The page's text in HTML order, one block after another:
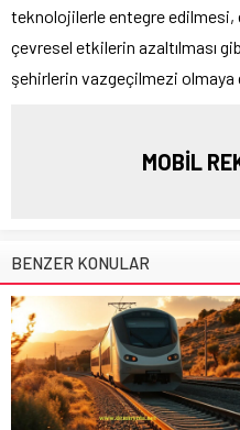
teknolojilerle entegre edilmesi,
çevresel etkilerin azaltılması
şehirlerin vazgeçilmezi olmaya
MOBİL
BENZER KONULAR